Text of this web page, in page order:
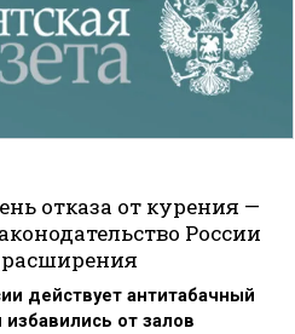
отказа от курения —
России
расширения
действует антитабачный
от залов